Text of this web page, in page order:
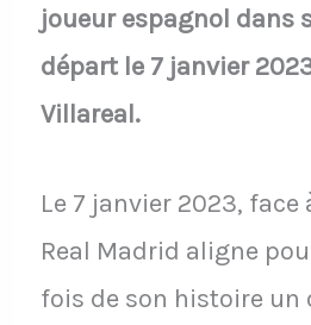
joueur espagnol dans
départ le 7 janvier
Villareal.
Le 7 janvier 2023, face
Real Madrid aligne
fois de son histoire un